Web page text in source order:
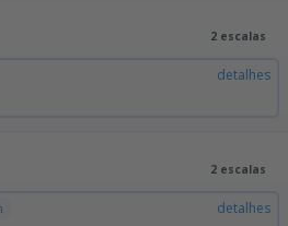
2 escalas
detalhes
2 escalas
detalhes